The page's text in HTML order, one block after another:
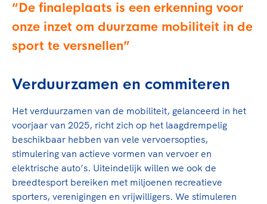
Sport verenigt. Op sportclubs, pleintjes, tijdens
een rondje fietsen, door samen te skaten of naar
de sportschool te gaan. Door samen te juichen
Groot en het Nederlands Elftal. Of met trots te
genieten van de karatewedstrijd van je dochter,
hockeywedstrijd van je buurjongen.
Lees verder
Clubondersteuning
Beroepskrachten
sportomgeving
Voor welk gedrag staat de club? Wat mag wel
langs de lijn, in de kleedkamer, kantine en online?
En wat mag vooral niet? Een gedragscode geeft
hier richting aan en is dus een belangrijk
onderdeel van het clubbeleid rondom gewenst en
ongewenst gedrag.
De TeamNL Academie
De TeamNL Academie biedt een leer- en
binnen TeamNL programma's: experts, coaches,
toekomstig kader.
Lees verder
De finaleplaats is een erkenning voor
onze inzet om duurzame mobiliteit in de
sport te versnellen
Verduurzamen en commiteren
Het verduurzamen van de mobiliteit, gelanceerd in het
voorjaar van 2025, richt zich op het laagdrempelig
beschikbaar hebben van vele vervoersopties,
stimulering van actieve vormen van vervoer en
elektrische auto’s. Uiteindelijk willen we ook de
breedtesport bereiken met miljoenen recreatieve
sporters, verenigingen en vrijwilligers. We stimuleren